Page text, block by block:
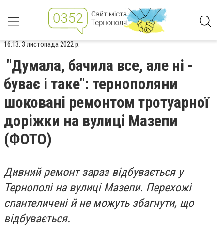
16:13, 3 листопада 2022 р.
"Думала, бачила все, але ні -
буває і таке": тернополяни
шоковані ремонтом тротуарної
доріжки на вулиці Мазепи
(ФОТО)
Дивний ремонт зараз відбувається у
Тернополі на вулиці Мазепи. Перехожі
спантеличені й не можуть збагнути, що
відбувається.